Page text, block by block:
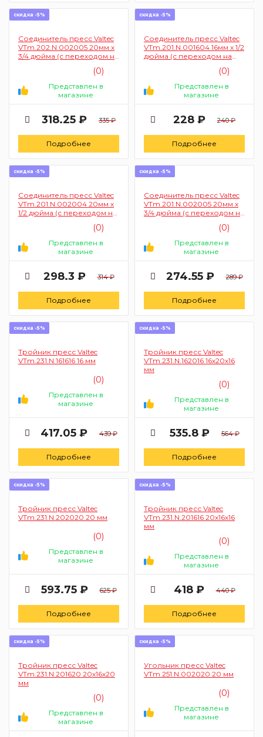
скидка -5%
Соединитель пресс Valtec
VTm.202.N.002005 20мм х
3/4 дюйма (с переходом на
(0)
Представлен в
магазине
318.25 ₽ 335 ₽
Подробнее
скидка -5%
Соединитель пресс Valtec
VTm.201.N.001604 16мм х 1/2
дюйма (с переходом на
(0)
Представлен в
магазине
228 ₽ 240 ₽
Подробнее
скидка -5%
Соединитель пресс Valtec
VTm.201.N.002004 20мм х
1/2 дюйма (с переходом на
(0)
Представлен в
магазине
298.3 ₽ 314 ₽
Подробнее
скидка -5%
Соединитель пресс Valtec
VTm.201.N.002005 20мм х
3/4 дюйма (с переходом на
(0)
Представлен в
магазине
274.55 ₽ 289 ₽
Подробнее
скидка -5%
Тройник пресс Valtec
VTm.231.N.161616 16 мм
(0)
Представлен в
магазине
417.05 ₽ 439 ₽
Подробнее
скидка -5%
Тройник пресс Valtec
VTm.231.N.162016 16х20х16
мм
(0)
Представлен в
магазине
535.8 ₽ 564 ₽
Подробнее
скидка -5%
Тройник пресс Valtec
VTm.231.N.202020 20 мм
(0)
Представлен в
магазине
593.75 ₽ 625 ₽
Подробнее
скидка -5%
Тройник пресс Valtec
VTm.231.N.201616 20х16х16
мм
(0)
Представлен в
магазине
418 ₽ 440 ₽
Подробнее
скидка -5%
Тройник пресс Valtec
VTm.231.N.201620 20х16х20
мм
(0)
Представлен в
магазине
скидка -5%
Угольник пресс Valtec
VTm.251.N.002020 20 мм
(0)
Представлен в
магазине